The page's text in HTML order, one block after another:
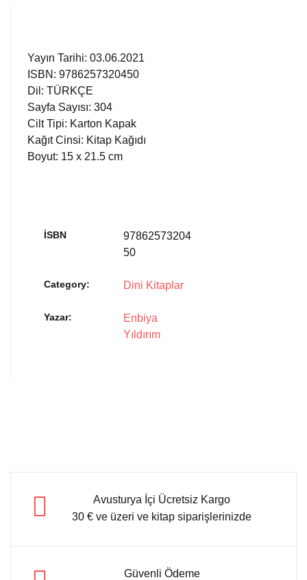
Yayın Tarihi: 03.06.2021
ISBN: 9786257320450
Dil: TÜRKÇE
Sayfa Sayısı: 304
Cilt Tipi: Karton Kapak
Kağıt Cinsi: Kitap Kağıdı
Boyut: 15 x 21.5 cm
İSBN
97862573204
50
Category: Dini Kitaplar
Yazar
Enbiya
Yıldırım
Avusturya İçi Ücretsiz Kargo
30 € ve üzeri ve kitap siparişlerinizde
Güvenli Ödeme